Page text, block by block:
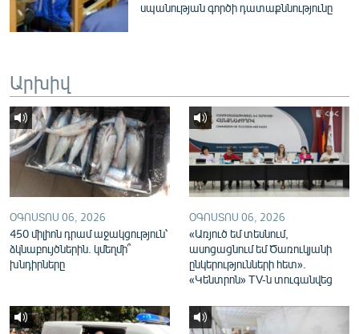
ՁԳՏԵԼՈՎ ԼԱՎԱԳՈՒՅՆԻՆ
Հայերեն
English
Русский
ՀԵՏԵՎԵՔ ՄԵԶ
սպանության գործի դատաքննությունը
Արխիվ
ՕԳՈՍՏՈՍ 06, 2026
450 միլիոն դրամ աջակցություն՝
ձկնաբույծներին. կմեղմի՞
խնդիրները
ՕԳՈՍՏՈՍ 06, 2026
«Առյուծ եմ տեսնում,
ասոցացնում եմ Ծառուկյանի
ընկերությունների հետ».
«Կենտրոն» TV-ն տուգանվեց